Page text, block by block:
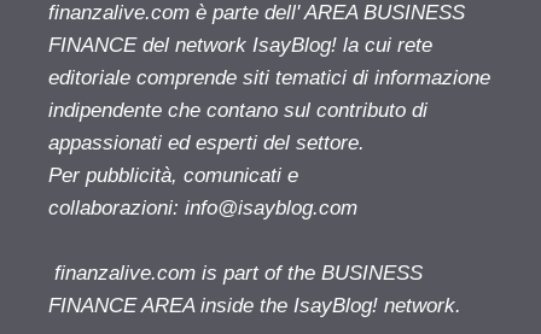
finanzalive.com è parte dell' AREA BUSINESS
FINANCE del network IsayBlog! la cui rete
editoriale comprende siti tematici di informazione
indipendente che contano sul contributo di
appassionati ed esperti del settore.
Per pubblicità, comunicati e
collaborazioni: info@isayblog.com
finanzalive.com is part of the BUSINESS
FINANCE AREA inside the IsayBlog! network.